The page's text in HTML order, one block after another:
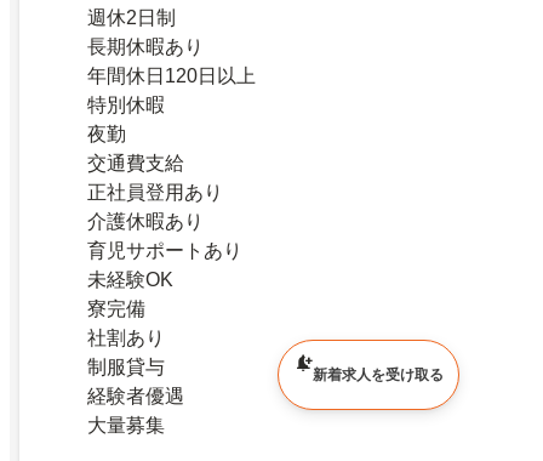
週休2日制
長期休暇あり
年間休日120日以上
特別休暇
夜勤
交通費支給
正社員登用あり
介護休暇あり
育児サポートあり
未経験OK
寮完備
社割あり
制服貸与
経験者優遇
大量募集
新着求人を受け取る